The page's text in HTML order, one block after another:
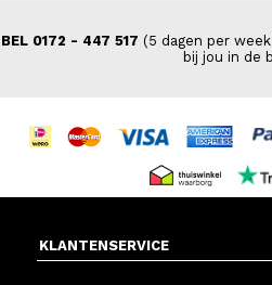
BEL 0172 - 447 517 (5 dagen per
bij jou in de
KLANTENSERVICE